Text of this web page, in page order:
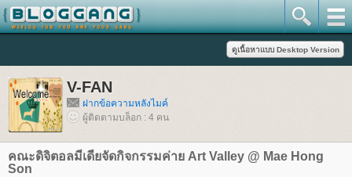
V-FAN
ฝากข้อความหลังไมค์
ผู้ติดตามบล็อก : 4 คน
คณะดิจิตอลมีเดียจัดกิจกรรมค่าย Art Valley @ Mae Hong
Son